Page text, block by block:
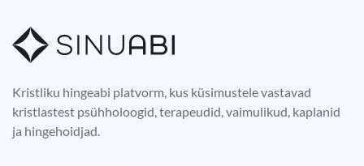
Kristliku hingeabi platvorm, kus küsimustele vastavad
kristlastest psühholoogid, terapeudid, vaimulikud, kaplanid
ja hingehoidjad.